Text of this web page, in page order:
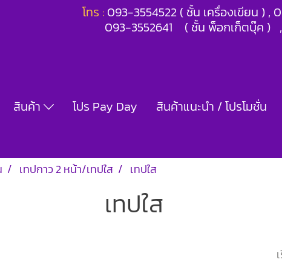
โทร : 093-3554522 ( ชั้น เครื่องเขียน )
093-3552641 ( ชั้น พ็อกเก็ตบุ๊ค )
สินค้า โปร Pay Day สินค้าแนะนำ / โปรโมชั่น
เทปกาว 2 หน้า/เทปใส เทปใส
เทปใส